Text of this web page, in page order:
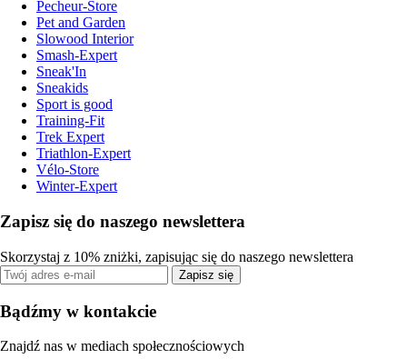
Pecheur-Store
Pet and Garden
Slowood Interior
Smash-Expert
Sneak'In
Sneakids
Sport is good
Training-Fit
Trek Expert
Triathlon-Expert
Vélo-Store
Winter-Expert
Zapisz się do naszego newslettera
Skorzystaj z 10% zniżki, zapisując się do naszego newslettera
Zapisz się
Bądźmy w kontakcie
Znajdź nas w mediach społecznościowych